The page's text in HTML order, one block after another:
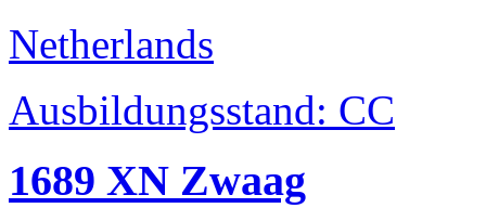
Netherlands
Ausbildungsstand: CC
1689 XN Zwaag